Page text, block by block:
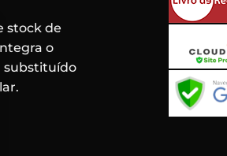
stock de
o
substituído